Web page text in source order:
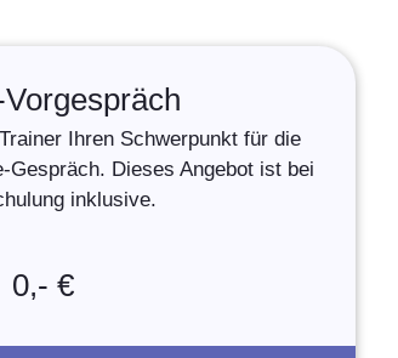
Ihren Schwerpunkt für die
Gespräch. Dieses Angebot ist bei
inklusive.
0,- €